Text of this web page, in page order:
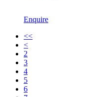
Enquire
<<
<
2
3
4
5
6